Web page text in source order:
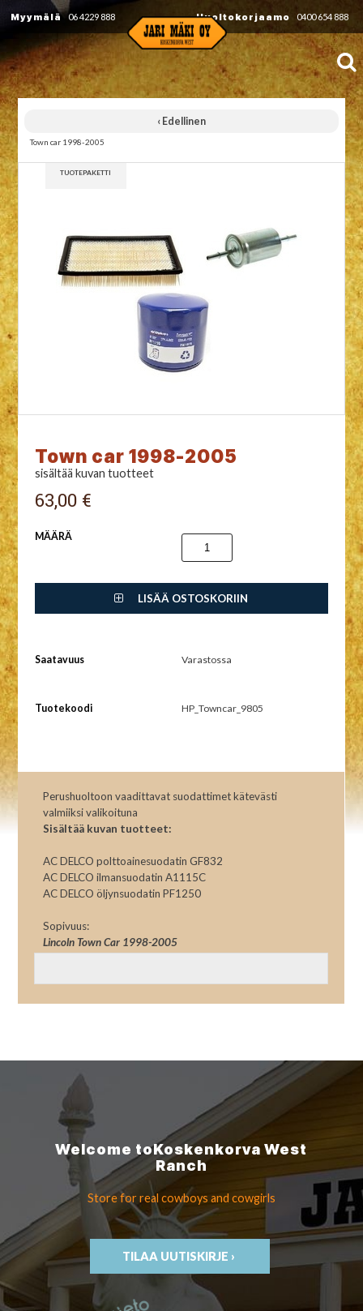
Myymälä 06 4229 888 Huoltokorjaamo 0400 654 888
‹ Edellinen
Town car 1998-2005
TUOTEPAKETTI
Town car 1998-2005
sisältää kuvan tuotteet
63,00 €
MÄÄRÄ
LISÄÄ OSTOSKORIIN
Saatavuus Varastossa
Tuotekoodi HP_Towncar_9805
Perushuoltoon vaadittavat suodattimet kätevästi
valmiiksi valikoituna
Sisältää kuvan tuotteet:
AC DELCO polttoainesuodatin GF832
AC DELCO ilmansuodatin A1115C
AC DELCO öljynsuodatin PF1250
Sopivuus:
Lincoln Town Car 1998-2005
Welcome toKoskenkorvaWest
Ranch
Store for real cowboys and cowgirls
TILAA UUTISKIRJE ›